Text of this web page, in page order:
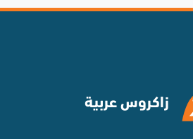
زاكروس عربية